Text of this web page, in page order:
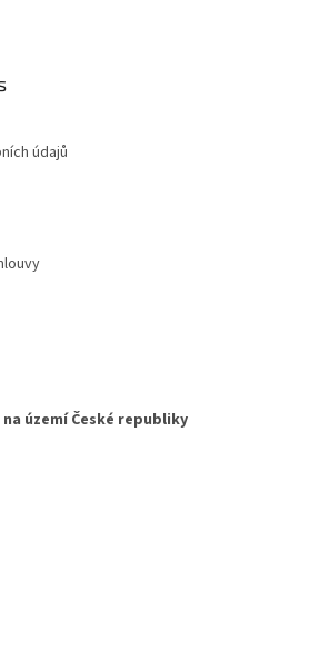
údajů
území České republiky